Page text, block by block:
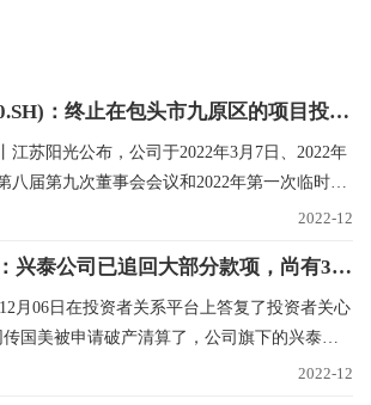
江苏阳光(600220.SH)：终止在包头市九原区的项目投资规划
江苏阳光公布，公司于2022年3月7日、2022年
八届第九次董事会会议和2022年第一次临时股
2022-12
合力泰董秘回复：兴泰公司已追回大部分款项，尚有300多万未支付，已申请财产保全|世界焦点
月06日在投资者关系平台上答复了投资者关心
国美被申请破产清算了，公司旗下的兴泰和
2022-12